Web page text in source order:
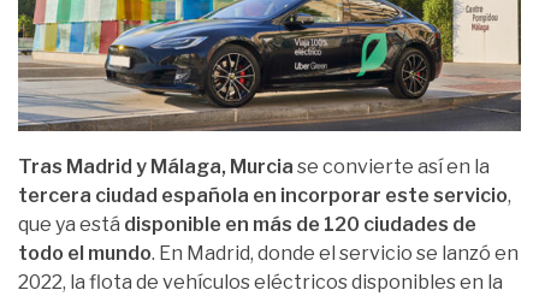
Tras Madrid y Málaga, Murcia se convierte así en la
tercera ciudad española en incorporar este servicio,
que ya está disponible en más de 120 ciudades de
todo el mundo. En Madrid, donde el servicio se lanzó en
2022, la flota de vehículos eléctricos disponibles en la